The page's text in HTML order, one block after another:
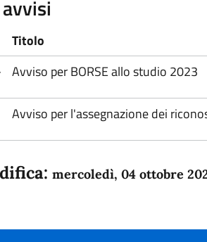
Titolo
Avviso per BORSE allo studio 2023
Avviso per l'assegnazione dei
mercoledì, 04 ottobre